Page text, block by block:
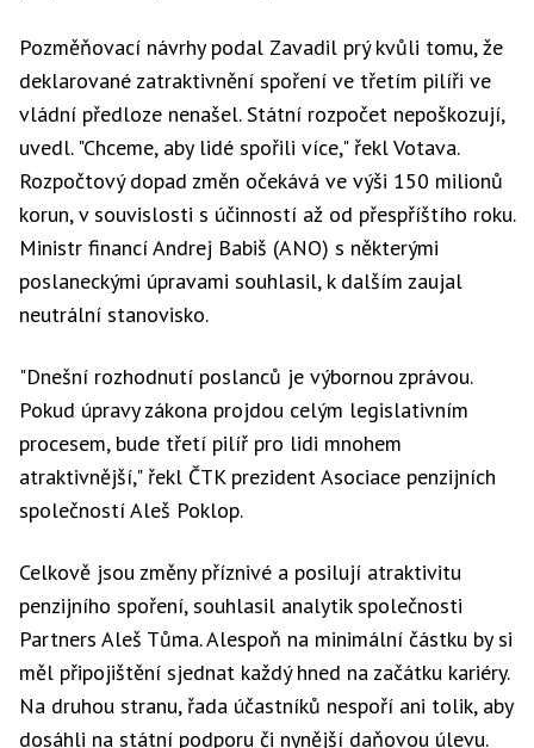
Pozměňovací návrhy podal Zavadil prý kvůli tomu, že
deklarované zatraktivnění spoření ve třetím pilíři ve
vládní předloze nenašel. Státní rozpočet nepoškozují,
uvedl. "Chceme, aby lidé spořili více," řekl Votava.
Rozpočtový dopad změn očekává ve výši 150 milionů
korun, v souvislosti s účinností až od přespříštího roku.
Ministr financí Andrej Babiš (ANO) s některými
poslaneckými úpravami souhlasil, k dalším zaujal
neutrální stanovisko.
"Dnešní rozhodnutí poslanců je výbornou zprávou.
Pokud úpravy zákona projdou celým legislativním
procesem, bude třetí pilíř pro lidi mnohem
atraktivnější," řekl ČTK prezident Asociace penzijních
společností Aleš Poklop.
Celkově jsou změny příznivé a posilují atraktivitu
penzijního spoření, souhlasil analytik společnosti
Partners Aleš Tůma. Alespoň na minimální částku by si
měl připojištění sjednat každý hned na začátku kariéry.
Na druhou stranu, řada účastníků nespoří ani tolik, aby
dosáhli na státní podporu či nynější daňovou úlevu.